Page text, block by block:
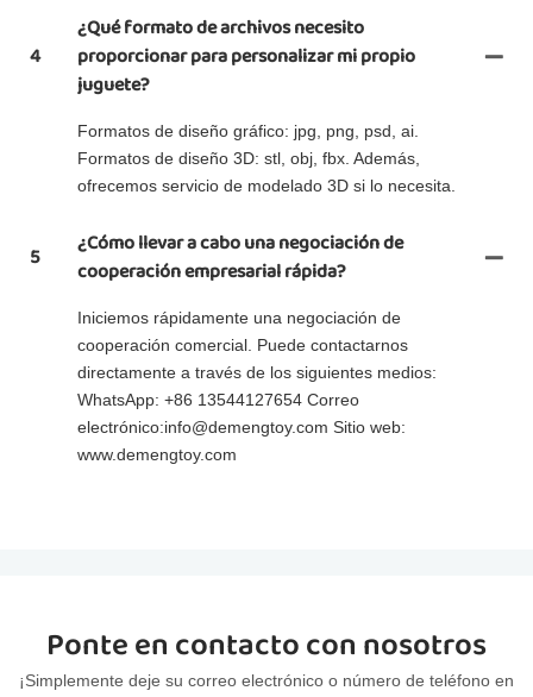
4
¿Qué formato de archivos necesito
proporcionar para personalizar mi propio
juguete?
Formatos de diseño gráfico: jpg, png, psd, ai.
Formatos de diseño 3D: stl, obj, fbx. Además,
ofrecemos servicio de modelado 3D si lo necesita.
5
¿Cómo llevar a cabo una negociación de
cooperación empresarial rápida?
Iniciemos rápidamente una negociación de
cooperación comercial. Puede contactarnos
directamente a través de los siguientes medios:
WhatsApp: +86 13544127654 Correo
electrónico:info@demengtoy.com Sitio web:
www.demengtoy.com
Ponte en contacto con nosotros
¡Simplemente deje su correo electrónico o número de teléfono en